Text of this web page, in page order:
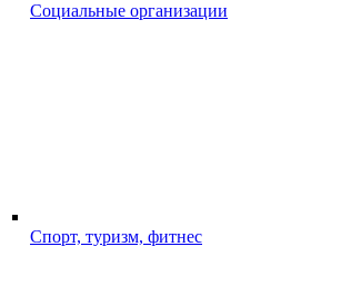
Социальные организации
Спорт, туризм, фитнес